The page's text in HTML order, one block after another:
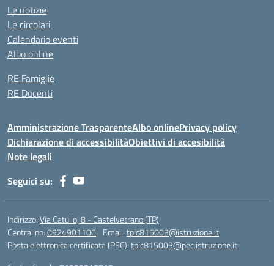
Le notizie
Le circolari
Calendario eventi
Albo online
RE Famiglie
RE Docenti
Amministrazione TrasparenteAlbo onlinePrivacy policy
Dichiarazione di accessibilitàObiettivi di accesibilità
Note legali
Seguici su:
Indirizzo:Via Catullo, 8 - Castelvetrano (TP)
Centralino:0924901100 Email:tpic815003@istruzione.it
Posta elettronica certificata (PEC):tpic815003@pec.istruzione.it